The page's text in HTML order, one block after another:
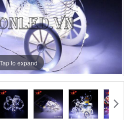
Tap to expand